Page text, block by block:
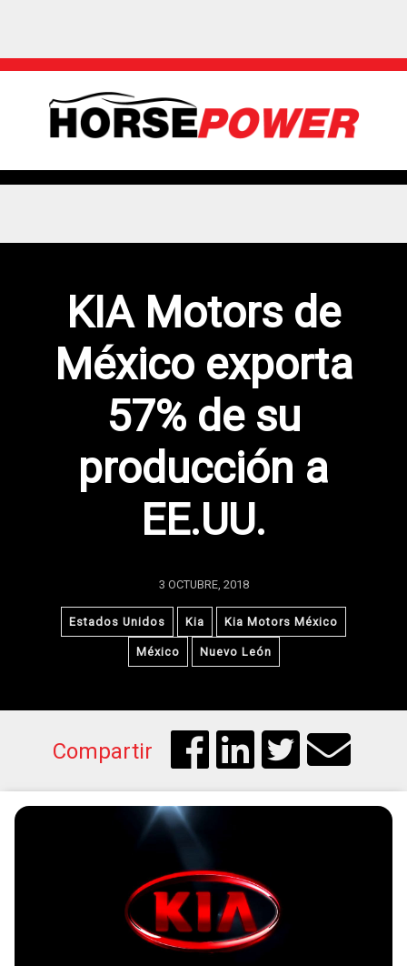
KIA Motors de
México exporta
57% de su
producción a
EE.UU.
3 OCTUBRE, 2018
Estados Unidos Kia Kia Motors México
México Nuevo León
Compartir